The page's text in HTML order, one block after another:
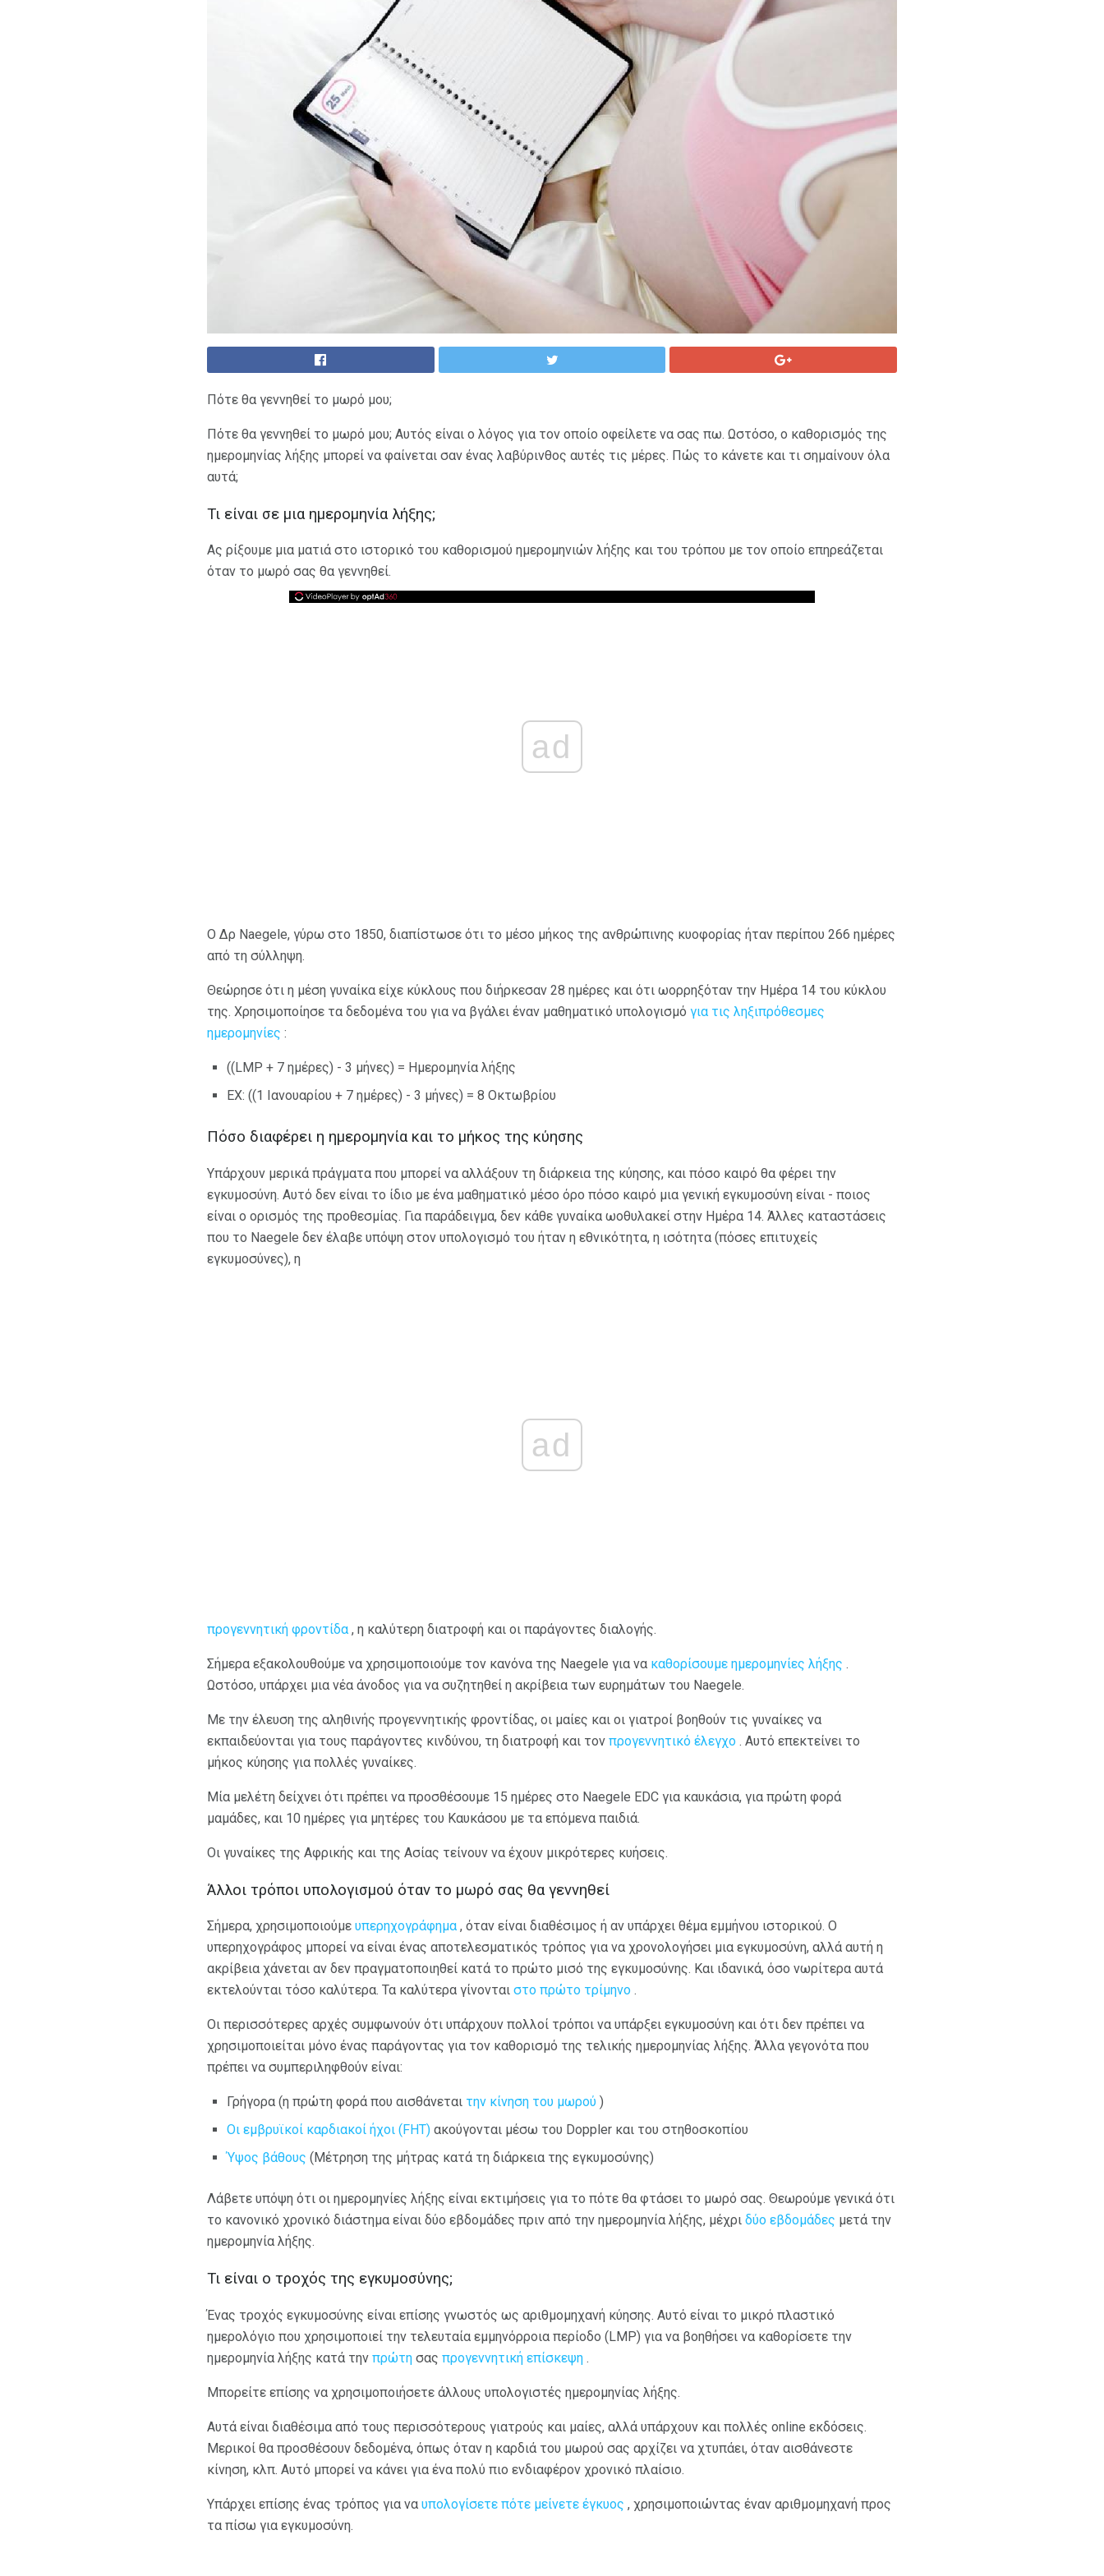
Πότε θα γεννηθεί το μωρό μου;
Πότε θα γεννηθεί το μωρό μου; Αυτός είναι ο λόγος για τον οποίο οφείλετε να σας πω. Ωστόσο, ο καθορισμός της
ημερομηνίας λήξης μπορεί να φαίνεται σαν ένας λαβύρινθος αυτές τις μέρες. Πώς το κάνετε και τι σημαίνουν όλα
αυτά;
Τι είναι σε μια ημερομηνία λήξης;
Ας ρίξουμε μια ματιά στο ιστορικό του καθορισμού ημερομηνιών λήξης και του τρόπου με τον οποίο επηρεάζεται
όταν το μωρό σας θα γεννηθεί.
ad
Ο Δρ Naegele, γύρω στο 1850, διαπίστωσε ότι το μέσο μήκος της ανθρώπινης κυοφορίας ήταν περίπου 266 ημέρες
από τη σύλληψη.
Θεώρησε ότι η μέση γυναίκα είχε κύκλους που διήρκεσαν 28 ημέρες και ότι ωορρηξόταν την Ημέρα 14 του κύκλου
της. Χρησιμοποίησε τα δεδομένα του για να βγάλει έναν μαθηματικό υπολογισμό για τις ληξιπρόθεσμες
ημερομηνίες :
((LMP + 7 ημέρες) - 3 μήνες) = Ημερομηνία λήξης
EX: ((1 Ιανουαρίου + 7 ημέρες) - 3 μήνες) = 8 Οκτωβρίου
Πόσο διαφέρει η ημερομηνία και το μήκος της κύησης
Υπάρχουν μερικά πράγματα που μπορεί να αλλάξουν τη διάρκεια της κύησης, και πόσο καιρό θα φέρει την
εγκυμοσύνη. Αυτό δεν είναι το ίδιο με ένα μαθηματικό μέσο όρο πόσο καιρό μια γενική εγκυμοσύνη είναι - ποιος
είναι ο ορισμός της προθεσμίας. Για παράδειγμα, δεν κάθε γυναίκα ωοθυλακεί στην Ημέρα 14. Άλλες καταστάσεις
που το Naegele δεν έλαβε υπόψη στον υπολογισμό του ήταν η εθνικότητα, η ισότητα (πόσες επιτυχείς
εγκυμοσύνες), η
ad
προγεννητική φροντίδα , η καλύτερη διατροφή και οι παράγοντες διαλογής.
Σήμερα εξακολουθούμε να χρησιμοποιούμε τον κανόνα της Naegele για να καθορίσουμε ημερομηνίες λήξης .
Ωστόσο, υπάρχει μια νέα άνοδος για να συζητηθεί η ακρίβεια των ευρημάτων του Naegele.
Με την έλευση της αληθινής προγεννητικής φροντίδας, οι μαίες και οι γιατροί βοηθούν τις γυναίκες να
εκπαιδεύονται για τους παράγοντες κινδύνου, τη διατροφή και τον προγεννητικό έλεγχο . Αυτό επεκτείνει το
μήκος κύησης για πολλές γυναίκες.
Μία μελέτη δείχνει ότι πρέπει να προσθέσουμε 15 ημέρες στο Naegele EDC για καυκάσια, για πρώτη φορά
μαμάδες, και 10 ημέρες για μητέρες του Καυκάσου με τα επόμενα παιδιά.
Οι γυναίκες της Αφρικής και της Ασίας τείνουν να έχουν μικρότερες κυήσεις.
Άλλοι τρόποι υπολογισμού όταν το μωρό σας θα γεννηθεί
Σήμερα, χρησιμοποιούμε υπερηχογράφημα , όταν είναι διαθέσιμος ή αν υπάρχει θέμα εμμήνου ιστορικού. Ο
υπερηχογράφος μπορεί να είναι ένας αποτελεσματικός τρόπος για να χρονολογήσει μια εγκυμοσύνη, αλλά αυτή η
ακρίβεια χάνεται αν δεν πραγματοποιηθεί κατά το πρώτο μισό της εγκυμοσύνης. Και ιδανικά, όσο νωρίτερα αυτά
εκτελούνται τόσο καλύτερα. Τα καλύτερα γίνονται στο πρώτο τρίμηνο .
Οι περισσότερες αρχές συμφωνούν ότι υπάρχουν πολλοί τρόποι να υπάρξει εγκυμοσύνη και ότι δεν πρέπει να
χρησιμοποιείται μόνο ένας παράγοντας για τον καθορισμό της τελικής ημερομηνίας λήξης. Άλλα γεγονότα που
πρέπει να συμπεριληφθούν είναι:
Γρήγορα (η πρώτη φορά που αισθάνεται την κίνηση του μωρού )
Οι εμβρυϊκοί καρδιακοί ήχοι (FHT) ακούγονται μέσω του Doppler και του στηθοσκοπίου
Ύψος βάθους (Μέτρηση της μήτρας κατά τη διάρκεια της εγκυμοσύνης)
Λάβετε υπόψη ότι οι ημερομηνίες λήξης είναι εκτιμήσεις για το πότε θα φτάσει το μωρό σας. Θεωρούμε γενικά ότι
το κανονικό χρονικό διάστημα είναι δύο εβδομάδες πριν από την ημερομηνία λήξης, μέχρι δύο εβδομάδες μετά την
ημερομηνία λήξης.
Τι είναι ο τροχός της εγκυμοσύνης;
Ένας τροχός εγκυμοσύνης είναι επίσης γνωστός ως αριθμομηχανή κύησης. Αυτό είναι το μικρό πλαστικό
ημερολόγιο που χρησιμοποιεί την τελευταία εμμηνόρροια περίοδο (LMP) για να βοηθήσει να καθορίσετε την
ημερομηνία λήξης κατά την πρώτη σας προγεννητική επίσκεψη .
Μπορείτε επίσης να χρησιμοποιήσετε άλλους υπολογιστές ημερομηνίας λήξης.
Αυτά είναι διαθέσιμα από τους περισσότερους γιατρούς και μαίες, αλλά υπάρχουν και πολλές online εκδόσεις.
Μερικοί θα προσθέσουν δεδομένα, όπως όταν η καρδιά του μωρού σας αρχίζει να χτυπάει, όταν αισθάνεστε
κίνηση, κλπ. Αυτό μπορεί να κάνει για ένα πολύ πιο ενδιαφέρον χρονικό πλαίσιο.
Υπάρχει επίσης ένας τρόπος για να υπολογίσετε πότε μείνετε έγκυος , χρησιμοποιώντας έναν αριθμομηχανή προς
τα πίσω για εγκυμοσύνη.